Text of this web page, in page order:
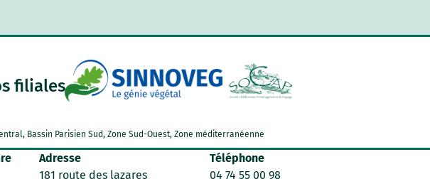
filiales
Bassin Parisien Sud, Zone Sud-Ouest, Zone méditerranéenne
Adresse
181 route des lazares
Téléphone
04 74 55 00 98